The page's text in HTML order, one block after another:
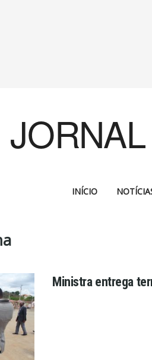
INÍCIO
Ministra entrega